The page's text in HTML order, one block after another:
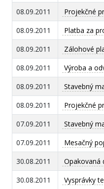
08.09.2011
Projekčné
08.09.2011
Platba za
08.09.2011
Zálohové
08.09.2011
Výroba a
08.09.2011
Stavebný
08.09.2011
Projekčné
07.09.2011
Stavebný
07.09.2011
Mesačný
30.08.2011
Opakovaná
30.08.2011
Vysprávky